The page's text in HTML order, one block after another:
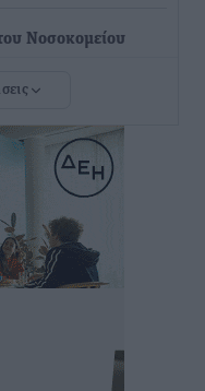
Νοσοκομείου
Γεωργιάδη:
της
Ελλάδα και στα
για την παρθενική